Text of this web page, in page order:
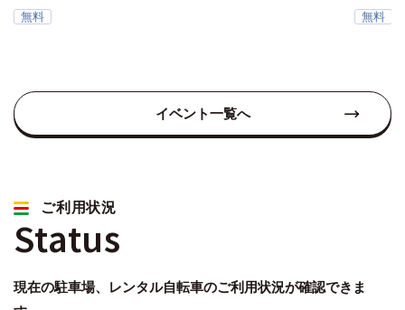
無料 無料
イベント一覧へ
ご利用状況
Status
現在の駐車場、レンタル自転車のご利用状況が確認できま